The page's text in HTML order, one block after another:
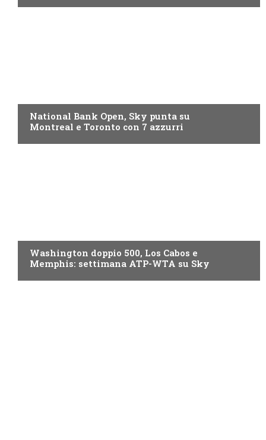
National Bank Open, Sky punta su
Montreal e Toronto con 7 azzurri
Washington doppio 500, Los Cabos e
Memphis: settimana ATP-WTA su Sky